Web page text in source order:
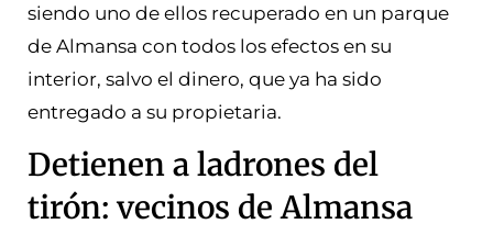
siendo uno de ellos recuperado en un parque
de Almansa con todos los efectos en su
interior, salvo el dinero, que ya ha sido
entregado a su propietaria.
Detienen a ladrones del
tirón: vecinos de Almansa